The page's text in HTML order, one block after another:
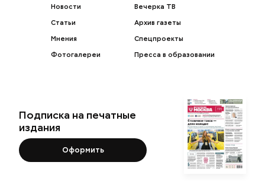
Новости
Статьи
Мнения
Фотогалереи
Вечерка ТВ
Архив газеты
Спецпроекты
Пресса в образовании
Подписка на печатные
издания
Оформить